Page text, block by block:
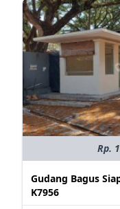
Rp.
Gudang Bagus
K7956